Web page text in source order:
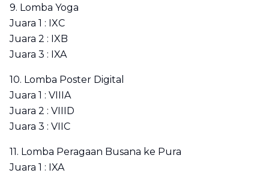
9. Lomba Yoga
Juara 1 : IXC
Juara 2 : IXB
Juara 3 : IXA
10. Lomba Poster Digital
Juara 1 : VIIIA
Juara 2 : VIIID
Juara 3 : VIIC
11. Lomba Peragaan Busana ke Pura
Juara 1 : IXA